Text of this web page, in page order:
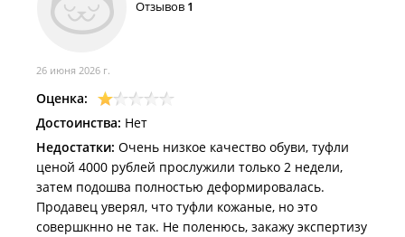
отвратительным настроением.
Хотя думала приобрести еще одну пару обуви , но с
магазина пропало желание..Желание посещать ваш
магазин пропало напрочь и другим не посоветую.
Отзывов 1
26 июня 2026 г.
Оценка:
Достоинства: Нет
Недостатки: Очень низкое качество обуви, туфли
ценой 4000 рублей прослужили только 2 недели,
затем подошва полностью деформировалась.
Продавец уверял, что туфли кожаные, но это
совершкнно не так. Не поленюсь, закажу экспертизу